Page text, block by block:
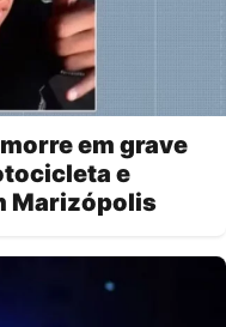
em grave
e
Marizópolis